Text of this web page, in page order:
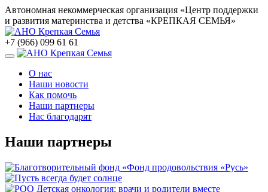
Автономная некоммерческая организация «Центр поддержки
и развития материнства и детства «КРЕПКАЯ СЕМЬЯ»
+7 (966) 099 61 61
О нас
Наши новости
Как помочь
Наши партнеры
Нас благодарят
Наши партнеры